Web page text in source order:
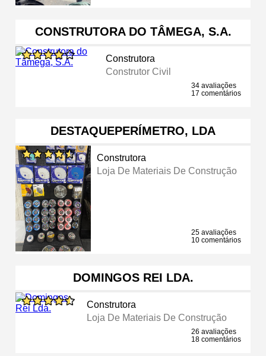
CONSTRUTORA DO TÂMEGA, S.A.
Construtora
Construtor Civil
34 avaliações
17 comentários
DESTAQUEPERÍMETRO, LDA
Construtora
Loja De Materiais De Construção
25 avaliações
10 comentários
DOMINGOS REI LDA.
Construtora
Loja De Materiais De Construção
26 avaliações
18 comentários